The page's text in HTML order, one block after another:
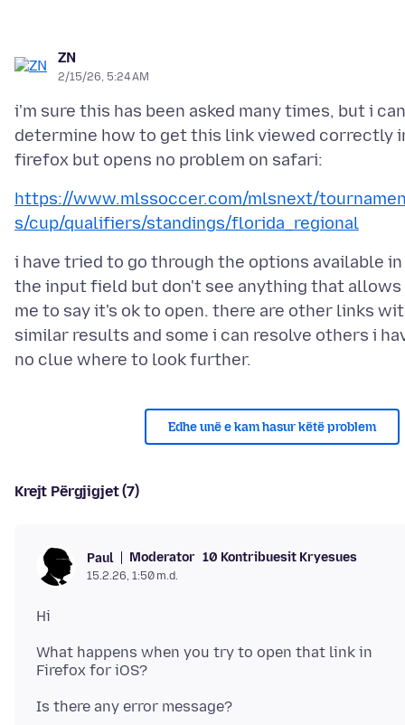
ZN
2/15/26, 5:24 AM
i'm sure this has been asked many times, but i
determine how to get this link viewed correctly
https://www.mlssoccer.com/mlsnext/
s/cup/qualifiers/standings/florida_regional
i have tried to go through the options available in
the input field but don't see anything that allows
me to say it's ok to open. there are other links
similar results and some i can resolve others i
Edhe unë e kam hasur këtë problem
Krejt Përgjigjet (7)
Paul Moderator 10 Kontribuesit Kryesues
15.2.26, 1:50 m.d.
What happens when you try to open that link in